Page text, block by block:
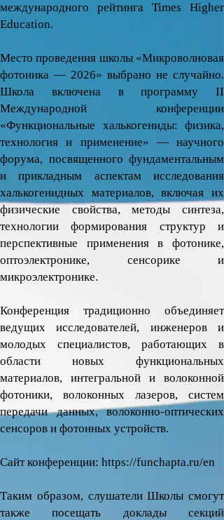
международного рейтинга Times Higher
Education.
Место проведения школы «Микроволновая
фотоника — 2026» выбрано не случайно.
Школа включена в программу II
Международной конференции
«Функциональные халькогениды: физика,
технология и применение» — научного
форума, посвященного фундаментальным
и прикладным аспектам исследования
халькогенидных материалов, включая их
физические свойства, методы синтеза,
технологии формирования структур и
перспективные применения в фотонике,
оптоэлектронике, сенсорике и
микроэлектронике.
Конференция традиционно объединяет
ведущих исследователей, инженеров и
молодых специалистов, работающих в
области новых функциональных
материалов, интегральной и волоконной
фотоники, волоконных лазеров, систем
передачи данных, волоконно-оптических
сенсоров и фотонных устройств.
Сайт конференции: https://funchapta.ru/en
Таким образом, слушатели Школы смогут
также посещать доклады секций